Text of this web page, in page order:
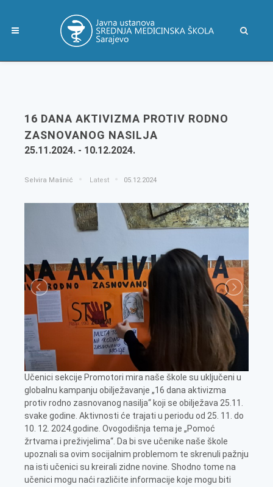
16 DANA AKTIVIZMA PROTIV RODNO
ZASNOVANOG NASILJA
25.11.2024. - 10.12.2024.
Selvira Mašnić Latest 05.12.2024
Učenici sekcije Promotori mira naše škole su uključeni u
globalnu kampanju obilježavanje „16 dana aktivizma
protiv rodno zasnovanog nasilja“ koji se obilježava 25.11.
svake godine. Aktivnosti će trajati u periodu od 25. 11. do
10. 12. 2024.godine. Ovogodišnja tema je „Pomoć
žrtvama i preživjelima“. Da bi sve učenike naše škole
upoznali sa ovim socijalnim problemom te skrenuli pažnju
na isti učenici su kreirali zidne novine. Shodno tome na
učenici mogu naći različite informacije koje mogu biti